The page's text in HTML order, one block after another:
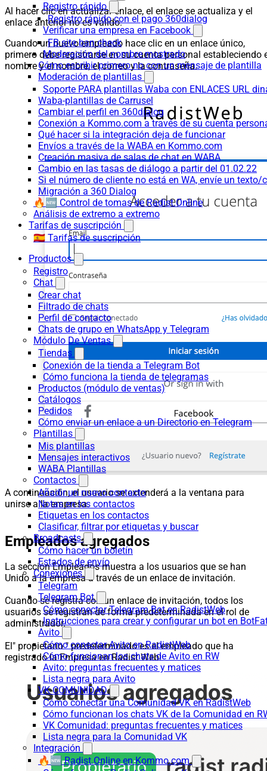
Registro rápido
Registro rápido con el pago 360dialog
Verificar una empresa en Facebook
FB site ban check
Moderación del nombre mostrado
Cómo escribir primero no con un mensaje de plantilla
Moderación de plantillas
Soporte PARA plantillas Waba con ENLACES URL
Waba-plantillas de Carrusel
Cambiar el perfil en 360dialog
Conexión a Kommo.com a través de su cuenta
Qué hacer si la integración deja de funcionar
Envíos a través de la WABA en Kommo.com
Creación masiva de salas de chat en WABA
Cambio en las tasas de diálogo a partir del 01.02.22
Si el número de cliente no está en WA, envíe un
Migración a 360 Dialog
🔥🆕 Control de tomas de Radist.Online
Análisis de extremo a extremo
Tarifas de suscripción
🇪🇸 Tarifas de suscripción
Productos
Registro
Chat
Crear chat
Filtrado de chats
Perfil de contacto
Chats de grupo en WhatsApp y Telegram
Módulo De Ventas
Tiendas
Conexión de la tienda a Telegram Bot
Cómo funciona la tienda de telegramas
Productos (módulo de ventas)
Catálogos
Pedidos
Cómo enviar un enlace a un Directorio en Telegram
Plantillas
Mis plantillas
Mensajes interactivos
WABA Plantillas
Contactos
Añadir un nuevo contacto
Notas en los contactos
Etiquetas en los contactos
Clasificar, filtrar por etiquetas y buscar
Broadcasts
Cómo hacer un boletín
Estados de envío
Conexiones
Telegram
Telegram Bot
Cómo conectar Telegram Bot en RadistWeb
Instrucciones para crear y configurar un bot en
Avito
Cómo conectar Avito en RadistWeb
Cómo funcionan los chats de Avito en RW
Avito: preguntas frecuentes y matices
Lista negra para Avito
VK COMUNIDAD
Cómo conectar una Comunidad VK en RadistWeb
Cómo funcionan los chats VK de la Comunidad en
VK Comunidad: preguntas frecuentes y matices
Lista negra para la Comunidad VK
Integración
🔥🆕 Radist.Online en Kommo.com
Al hacer clic en actualizar enlace, el enlace se actualiza y el
enlace anterior no es válido.
Cuando un nuevo empleado hace clic en un enlace único,
primero debe registrarse en su cuenta personal estableciendo
nombre y el nombre, el correo y la contraseña.
A continuación, el usuario se extenderá a la ventana para
unirse a la empresa.
Empleados agregados
La sección Empleados muestra a los usuarios que se han
Unido a la empresa a través de un enlace de invitación.
Cuando se registra con un enlace de invitación, todos los
usuarios se registran de forma predeterminada en el rol de
administrador.
El" propietario " predeterminado es el empleado que ha
registrado la Empresa en Radist Web.